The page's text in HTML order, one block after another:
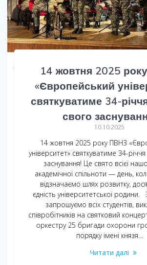
14 жовтня 2025
«Європейський
святкуватиме 34-
свого
10.10.2025
14 жовтня 2025 року ПВНЗ
університет» святкуватиме 34-
заснування! Це свято всієї
академічної спільноти — день,
відзначаємо шлях розвитку,
єдність університетської родини.
запрошуємо всіх студентів,
співробітників на святковий
оркестру 25 бригади охорони
порядку імені князя…
Читати далі